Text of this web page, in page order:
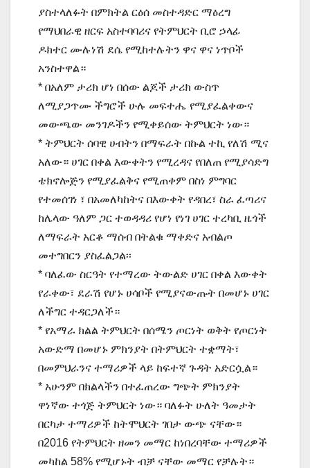
ያስተላለፉት በምክትል ርዕሰ መስተዳድር ማዕረግ
የማህበራዊ ዘርፍ አስተባባሪና የትምህርት ቢሮ ኃላፊ
ዶክተር ሙሉነሽ ደሴ የሚከተሉትን ዋና ዋና ነጥቦች
አንስተዋል።
* በአለም ታሪክ ሆነ በሰው ልጆች ታሪክ ውስጥ
ለሚያጋጥሙ ችግሮች ሁሉ መፍተሔ የሚያፈልቀውና
መውጫው መንገዶችን የሚቀይሰው ትምህርት ነው።
* ትምህርት ሰባዊ ሀብትን በማፍራት በኩል ተኪ የለሽ ሚና
አለው። ሀገር በቀል እውቀትን የሚረዳና የበለጠ የሚያሳድግ
ቴክኖሎጅን የሚያፈልቅና የሚጠቀም በስነ ምግባር
የተመሰገነ ፣ በአመለካከትና በእውቀት የዳበረ፣ ስራ ፈጣሪና
ከሌላው ዓለም ጋር ተወዳዳሪ የሆነ የነገ ሀገር ተረካቢ ዜጎች
ለማፍራት አርቆ ማሰብ በትልቁ ማቀድና አብልጦ
መተግበርን ያስፈልጋል፡፡
* ባለፈው ስርዓት የተማረው ትውልድ ሀገር በቀል እውቀት
የራቀው፣ ደራሽ የሆኑ ሀሳቦች የሚያናውጡት በመሆኑ ሀገር
ለችግር ተዳርጋለች።
* የአማራ ክልል ትምህርት በሰሜን ጦርነት ወቅት የጦርነት
አውድማ በመሆኑ ምክንያት በትምህርት ተቋማት፣
በመምህራንና ተማሪዎች ላይ ከፍተኛ ጉዳት አድርሷል።
* አሁንም በክልላችን በተፈጠረው ግጭት ምክንያት
ዋነኛው ተጎጅ ትምህርት ነው። ባለፉት ሁለት ዓመታት
በርካታ ተማሪዎች ከትሞህርት ገበታ ውጭ ናቸው።
በ2016 የትምህርት ዘመን መማር ከነበረባቸው ተማሪዎች
መካከል 58% የሚሆኑት ብቻ ናቸው መማር የቻሉት።